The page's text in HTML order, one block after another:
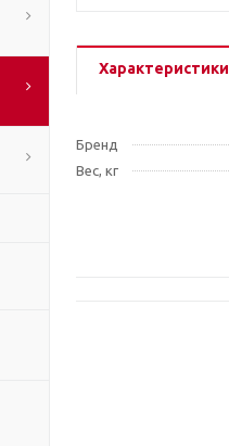
Характеристики
Бренд
Вес, кг